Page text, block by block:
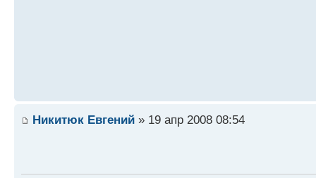
Никитюк Евгений » 19 апр 2008 08:54